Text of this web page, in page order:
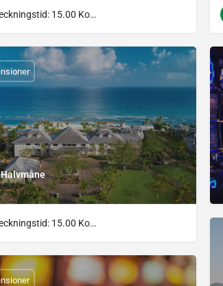
Incheckningstid: 15.00 Kontrolltid: 12.00
Halvmåne
Incheckningstid: 15.00 Kontrolltid: 12.00